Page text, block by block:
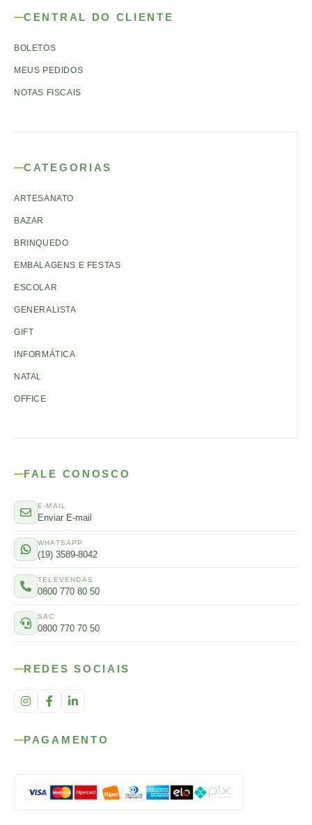
CENTRAL DO CLIENTE
BOLETOS
MEUS PEDIDOS
NOTAS FISCAIS
CATEGORIAS
ARTESANATO
BAZAR
BRINQUEDO
EMBALAGENS E FESTAS
ESCOLAR
GENERALISTA
GIFT
INFORMÁTICA
NATAL
OFFICE
FALE CONOSCO
E-MAIL
Enviar E-mail
WHATSAPP
(19) 3589-8042
TELEVENDAS
0800 770 80 50
SAC
0800 770 70 50
REDES SOCIAIS
PAGAMENTO